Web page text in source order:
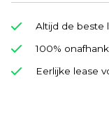
Altijd de beste
100%
Eerlijke lease